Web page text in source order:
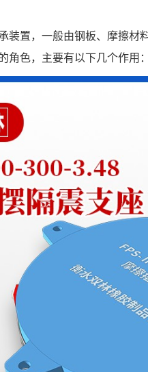
装置，一般由钢板、摩擦材
角色，主要有以下几个作用